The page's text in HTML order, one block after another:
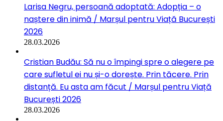
Larisa Negru, persoană adoptată: Adopția – o
naștere din inimă / Marșul pentru Viață București
2026
28.03.2026
Cristian Budău: Să nu o împingi spre o alegere pe
care sufletul ei nu și-o dorește. Prin tăcere. Prin
distanță. Eu asta am făcut / Marșul pentru Viață
București 2026
28.03.2026